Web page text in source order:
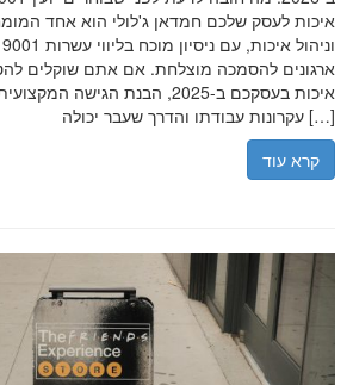
איכות לעסק שלכם חמדאן ג'לולי הוא אחד
ארגונים להסמכה מוצלחת. אם אתם שוקלים
איכות בעסקכם ב-2025, הבנת
עקרונות עבודתו והדרך שעבר יכולה […]
קרא עוד